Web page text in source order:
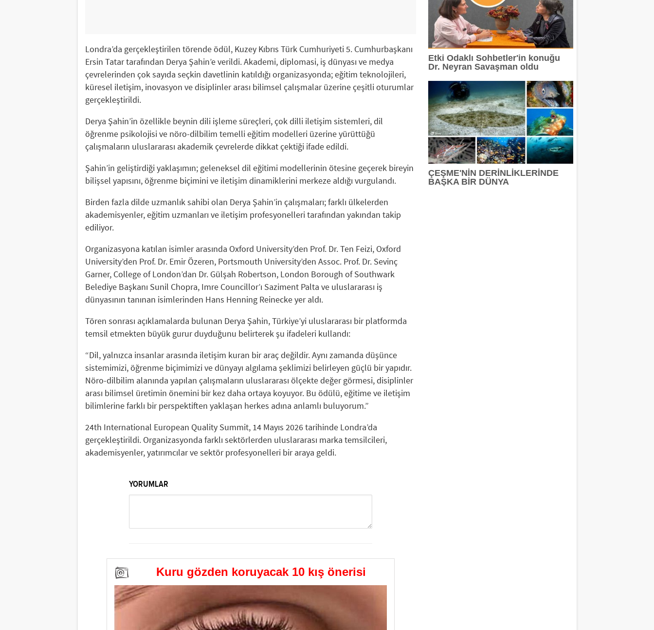
Londra’da gerçekleştirilen törende ödül, Kuzey Kıbrıs Türk Cumhuriyeti 5. Cumhurbaşkanı
Ersin Tatar tarafından Derya Şahin’e verildi. Akademi, diplomasi, iş dünyası ve medya
çevrelerinden çok sayıda seçkin davetlinin katıldığı organizasyonda; eğitim teknolojileri,
küresel iletişim, inovasyon ve disiplinler arası bilimsel çalışmalar üzerine çeşitli oturumlar
gerçekleştirildi.
Derya Şahin’in özellikle beynin dili işleme süreçleri, çok dilli iletişim sistemleri, dil
öğrenme psikolojisi ve nöro-dilbilim temelli eğitim modelleri üzerine yürüttüğü
çalışmaların uluslararası akademik çevrelerde dikkat çektiği ifade edildi.
Şahin’in geliştirdiği yaklaşımın; geleneksel dil eğitimi modellerinin ötesine geçerek bireyin
bilişsel yapısını, öğrenme biçimini ve iletişim dinamiklerini merkeze aldığı vurgulandı.
Birden fazla dilde uzmanlık sahibi olan Derya Şahin’in çalışmaları; farklı ülkelerden
akademisyenler, eğitim uzmanları ve iletişim profesyonelleri tarafından yakından takip
ediliyor.
Organizasyona katılan isimler arasında Oxford University’den Prof. Dr. Ten Feizi, Oxford
University’den Prof. Dr. Emir Özeren, Portsmouth University’den Assoc. Prof. Dr. Sevinç
Garner, College of London’dan Dr. Gülşah Robertson, London Borough of Southwark
Belediye Başkanı Sunil Chopra, Imre Councillor’ı Saziment Palta ve uluslararası iş
dünyasının tanınan isimlerinden Hans Henning Reinecke yer aldı.
Tören sonrası açıklamalarda bulunan Derya Şahin, Türkiye’yi uluslararası bir platformda
temsil etmekten büyük gurur duyduğunu belirterek şu ifadeleri kullandı:
“Dil, yalnızca insanlar arasında iletişim kuran bir araç değildir. Aynı zamanda düşünce
sistemimizi, öğrenme biçimimizi ve dünyayı algılama şeklimizi belirleyen güçlü bir yapıdır.
Nöro-dilbilim alanında yapılan çalışmaların uluslararası ölçekte değer görmesi, disiplinler
arası bilimsel üretimin önemini bir kez daha ortaya koyuyor. Bu ödülü, eğitime ve iletişim
bilimlerine farklı bir perspektiften yaklaşan herkes adına anlamlı buluyorum.”
24th International European Quality Summit, 14 Mayıs 2026 tarihinde Londra’da
gerçekleştirildi. Organizasyonda farklı sektörlerden uluslararası marka temsilcileri,
akademisyenler, yatırımcılar ve sektör profesyonelleri bir araya geldi.
YORUMLAR
Kuru gözden koruyacak 10 kış önerisi
Etki Odaklı Sohbetler'in konuğu
Dr. Neyran Savaşman oldu
ÇEŞME'NİN DERİNLİKLERİNDE
BAŞKA BİR DÜNYA